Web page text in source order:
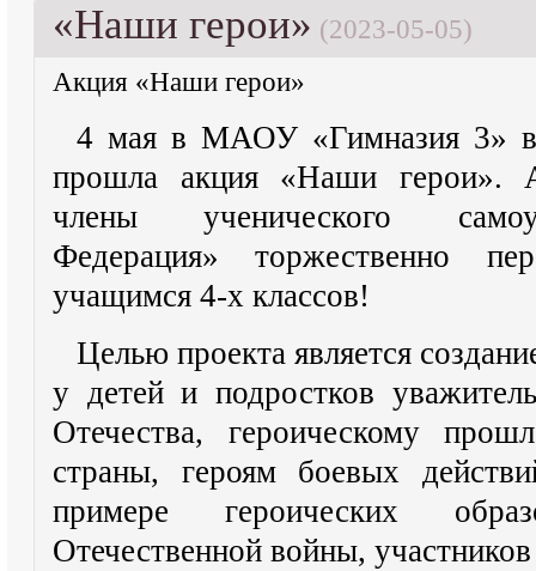
«Наши герои» (2023-05-05)
Акция «Наши герои»
4 мая в МАОУ «Гимназия 3» в
прошла акция «Наши герои».
члены ученического
Федерация» торжественно
учащимся 4-х классов!
Целью проекта является
у детей и подростков
Отечества, героическому
страны, героям боевых
примере героических
Отечественной войны,